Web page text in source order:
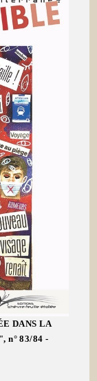
DANS LA
n° 83/84 -